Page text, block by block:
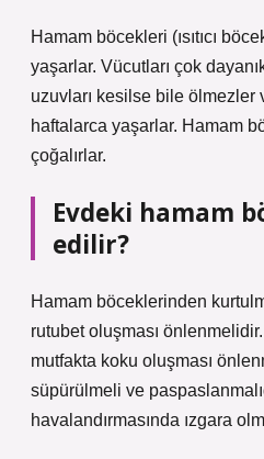
Hamam böcekleri (ısıtıcı
yaşarlar. Vücutları çok
uzuvları kesilse bile ölmezler
haftalarca yaşarlar. Hamam
çoğalırlar.
Evdeki hamam
edilir?
Hamam böceklerinden
rutubet oluşması
mutfakta koku oluşması
süpürülmeli ve
havalandırmasında ızgara